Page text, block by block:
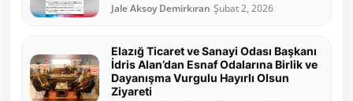
Jale Aksoy Demirkıran Şubat 2, 2026
Elazığ Ticaret ve Sanayi Odası Başkanı
İdris Alan’dan Esnaf Odalarına Birlik ve
Dayanışma Vurgulu Hayırlı Olsun
Ziyareti